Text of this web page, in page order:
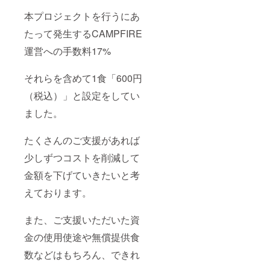
本プロジェクトを行うにあ
たって発生するCAMPFIRE
運営への手数料17%
それらを含めて1食「600円
（税込）」と設定をしてい
ました。
たくさんのご支援があれば
少しずつコストを削減して
金額を下げていきたいと考
えております。
また、ご支援いただいた資
金の使用使途や無償提供食
数などはもちろん、できれ